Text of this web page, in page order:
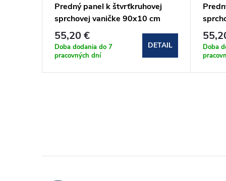
Predný panel k štvrťkruhovej
sprchovej vaničke 90x10 cm
55,20 €
Doba dodania do 7
pracovných dní
DETAIL
Doba